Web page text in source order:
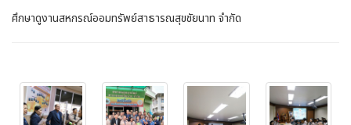
ศึกษาดูงานสหกรณ์ออมทรัพย์สาธารณสุขชัยนาท จำกัด